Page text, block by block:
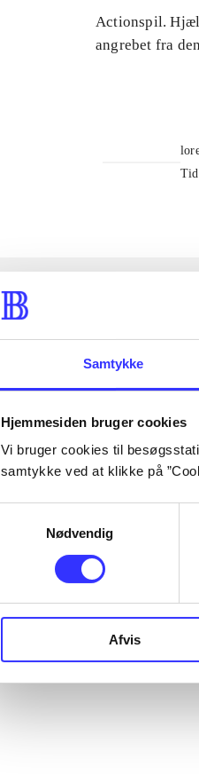
Samtykke
Hjemmesiden bruger cookies
Vi bruger cookies til
samtykke ved at klikke på
Nødvendig
Afvis
Actionspil.
angrebet fra
...
...